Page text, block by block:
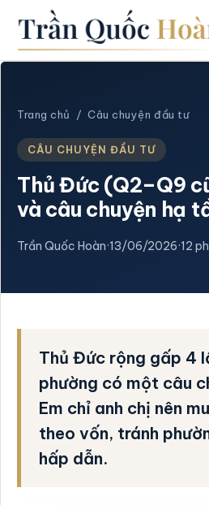
Trang chủ /Câu chuyện đầu tư
CÂU CHUYỆN ĐẦU TƯ
Thủ Đức (Q2–Q9
và câu chuyện hạ
Trần Quốc Hoàn·13/06/2026·12
Thủ Đức rộng gấp 4
phường có một câu
Em chỉ anh chị nên
theo vốn, tránh
hấp dẫn.